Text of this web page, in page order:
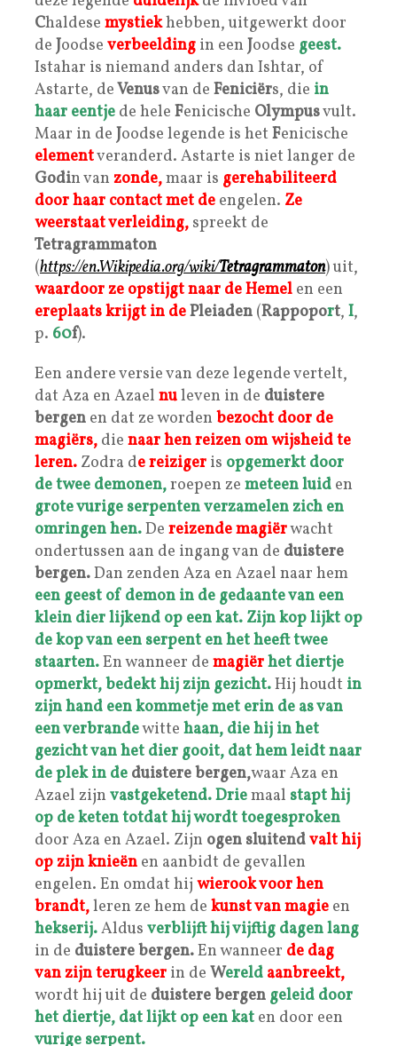
Chaldese mystiekhebben, uitgewerkt door
de Joodse verbeelding in een Joodse geest.
Istahar is niemand anders dan Ishtar, of
Astarte, deVenusvan de Feniciërs, die in
haar eentje de hele Fenicische Olympusvult.
Maar in de Joodse legende is het Fenicische
elementveranderd. Astarte is niet langer de
Godin van zonde,maar is gerehabiliteerd
door haar contact met de engelen. Ze
weerstaat verleiding, spreekt de
Tetragrammaton
(https://en.Wikipedia.org/wiki/Tetragrammaton) uit,
waardoor ze opstijgt naar deHemel en een
ereplaatskrijgt in dePleiaden (Rappoport, I,
p. 60f).
Een andere versie van deze legende vertelt,
dat Aza en Azael nuleven in de duistere
bergen en dat ze worden bezocht door de
magiërs, die naar hen reizen omwijsheidte
leren. Zodra de reiziger is opgemerkt door
detwee demonen,roepen ze meteen luid en
grote vurige serpentenverzamelen zich en
omringen hen.De reizende magiërwacht
ondertussen aan de ingang van de duistere
bergen.Dan zenden Aza en Azael naar hem
een geest of demon in de gedaante van een
klein dier lijkend op een kat. Zijn kop lijkt op
de kop van een serpent en het heeft twee
staarten.En wanneer de magiërhet diertje
opmerkt, bedekt hij zijn gezicht.Hij houdt in
zijn hand een kommetje met erin de as van
een verbrandewitte haan, die hij in het
gezicht van het dier gooit, dat hem leidt naar
de plek in de duistere bergen,waar Aza en
Azael zijn vastgeketend.Driemaal stapt hij
op de keten totdat hij wordt toegesproken
door Aza en Azael. Zijn ogen sluitendvalt hij
op zijn knieën en aanbidt de gevallen
engelen. En omdat hij wierook voor hen
brandt,leren ze hem de kunst van magie en
hekserij.Aldus verblijft hijvijftig dagen lang
in de duistere bergen.En wanneer de dag
van zijn terugkeer in de Wereld aanbreekt,
wordt hij uit de duistere bergen geleid door
het diertje, dat lijkt op een kat en door een
vurige serpent.